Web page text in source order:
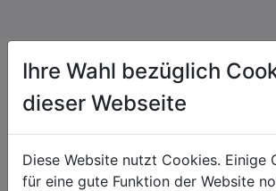
Das könnte dir auch
Ihre Wahl bezüglich
dieser Webseite
Diese Website nutzt Cookies. Einige
für eine gute Funktion der Website